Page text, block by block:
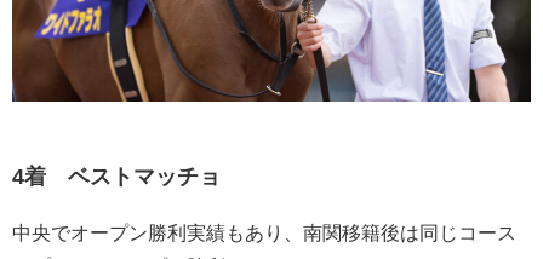
4着 ベストマッチョ
中央でオープン勝利実績もあり、南関移籍後は同じコース